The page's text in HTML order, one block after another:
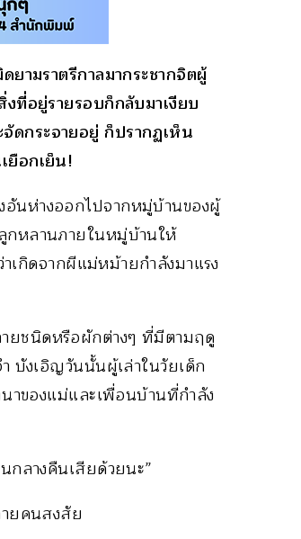
ามราตรีกาลมากระชากจิตผู้
ที่อยู่รายรอบก็กลับมาเงียบ
กระจายอยู่ ก็ปรากฏเห็น
ยือกเย็น!
นห่างออกไปจากหมู่บ้านของผู้
กหลานภายในหมู่บ้านให้
เกิดจากผีแม่หม้ายกำลังมาแรง
ชนิดหรือผักต่างๆ ที่มีตามฤดู
บังเอิญวันนั้นผู้เล่าในวัยเด็ก
าของแม่และเพื่อนบ้านที่กำลัง
กลางคืนเสียด้วยนะ”
ยคนสงสัย